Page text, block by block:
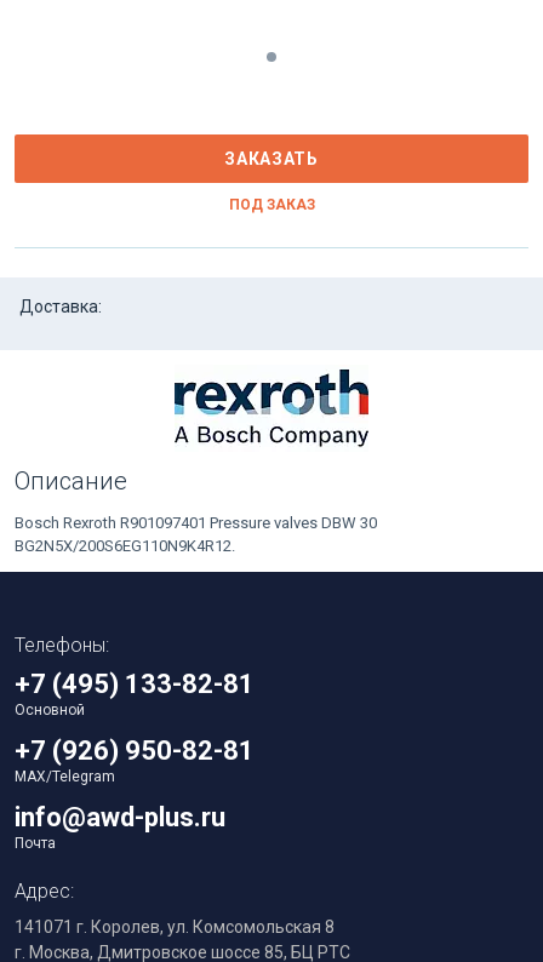
ЗАКАЗАТЬ
ПОД ЗАКАЗ
Доставка:
Описание
Bosch Rexroth R901097401 Pressure valves DBW 30
BG2N5X/200S6EG110N9K4R12.
Телефоны:
+7 (495) 133-82-81
Основной
+7 (926) 950-82-81
MAX/Telegram
info@awd-plus.ru
Почта
Адрес:
141071 г. Королев, ул. Комсомольская 8
г. Москва, Дмитровское шоссе 85, БЦ РТС